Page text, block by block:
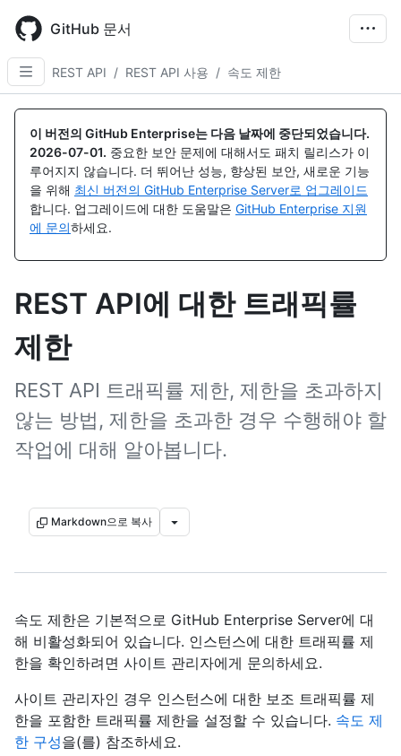
main
content
GitHub 문서
REST API / REST API 사용 / 속도 제한
이 버전의 GitHub Enterprise는 다음 날짜에 중단되었습니다.
2026-07-01. 중요한 보안 문제에 대해서도 패치 릴리스가 이
루어지지 않습니다. 더 뛰어난 성능, 향상된 보안, 새로운 기능
을 위해 최신 버전의 GitHub Enterprise Server로 업그레이드
합니다. 업그레이드에 대한 도움말은 GitHub Enterprise 지원
에 문의하세요.
REST API에 대한 트래픽률
제한
REST API 트래픽률 제한, 제한을 초과하지
않는 방법, 제한을 초과한 경우 수행해야 할
작업에 대해 알아봅니다.
Markdown으로 복사
속도 제한은 기본적으로 GitHub Enterprise Server에 대
해 비활성화되어 있습니다. 인스턴스에 대한 트래픽률 제
한을 확인하려면 사이트 관리자에게 문의하세요.
사이트 관리자인 경우 인스턴스에 대한 보조 트래픽률 제
한을 포함한 트래픽률 제한을 설정할 수 있습니다. 속도 제
한 구성을(를) 참조하세요.